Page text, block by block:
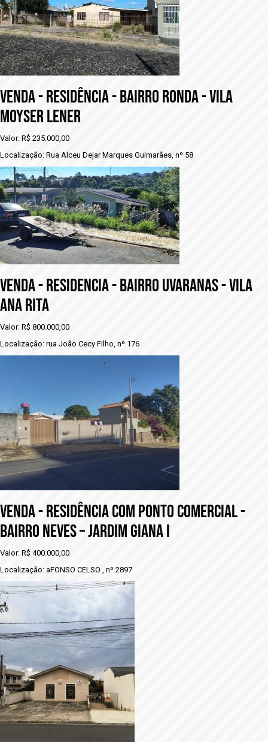
VENDA - RESIDÊNCIA - BAIRRO RONDA - VILA
MOYSER LENER
Valor: R$ 235.000,00
Localização: Rua Alceu Dejar Marques Guimarães, nº 58
VENDA - RESIDENCIA - BAIRRO UVARANAS - VILA
ANA RITA
Valor: R$ 800.000,00
Localização: rua João Cecy Filho, nº 176
VENDA - RESIDÊNCIA COM PONTO COMERCIAL -
BAIRRO NEVES – JARDIM GIANA I
Valor: R$ 400.000,00
Localização: aFONSO CELSO , nº 2897